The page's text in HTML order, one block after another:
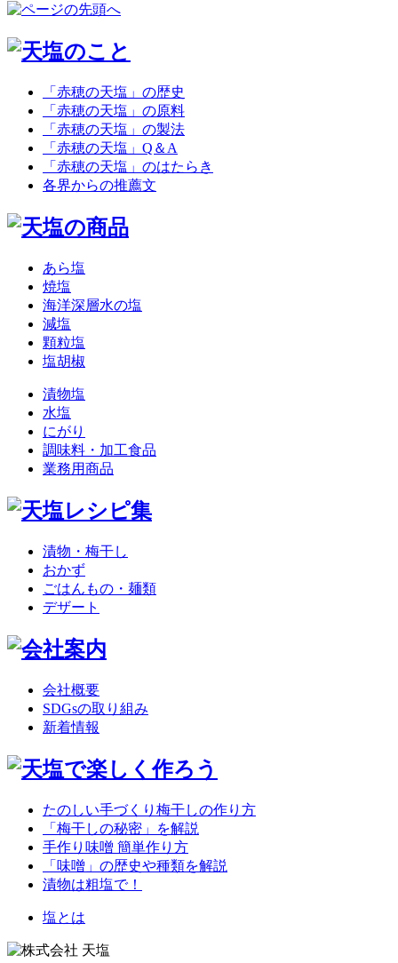
「赤穂の天塩」の歴史
「赤穂の天塩」の原料
「赤穂の天塩」の製法
「赤穂の天塩」Q＆A
「赤穂の天塩」のはたらき
各界からの推薦文
あら塩
焼塩
海洋深層水の塩
減塩
顆粒塩
塩胡椒
漬物塩
水塩
にがり
調味料・加工食品
業務用商品
漬物・梅干し
おかず
ごはんもの・麺類
デザート
会社概要
SDGsの取り組み
新着情報
たのしい手づくり梅干しの作り方
「梅干しの秘密」を解説
手作り味噌 簡単作り方
「味噌」の歴史や種類を解説
漬物は粗塩で！
塩とは